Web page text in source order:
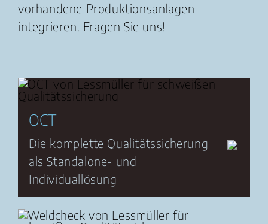
vorhandene Produktionsanlagen
integrieren. Fragen Sie uns!
OCT
Die komplette Qualitätssicherung
als Standalone- und
Individuallösung